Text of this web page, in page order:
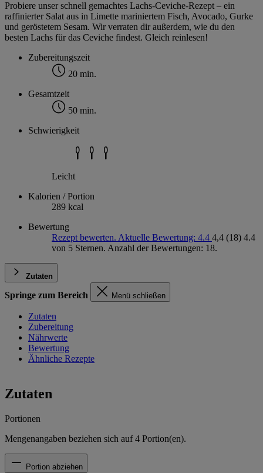
Probiere unser schnell gemachtes Lachs-Ceviche-Rezept – ein
raffinierter Salat aus in Limette mariniertem Fisch, Avocado, Gurke
und geröstetem Sesam. Wir verraten dir außerdem, wie du den
besten Lachs für das Ceviche findest. Gleich reinlesen!
Zubereitungszeit
20 min.
Gesamtzeit
50 min.
Schwierigkeit
Leicht
Kalorien / Portion
289 kcal
Bewertung
Rezept bewerten. Aktuelle Bewertung: 4.4 4,4 (18) 4.4
von 5 Sternen. Anzahl der Bewertungen: 18.
Zutaten
Springe zum Bereich Menü schließen
Zutaten
Zubereitung
Nährwerte
Bewertung
Ähnliche Rezepte
Zutaten
Portionen
Mengenangaben beziehen sich auf4 Portion(en).
Portion abziehen